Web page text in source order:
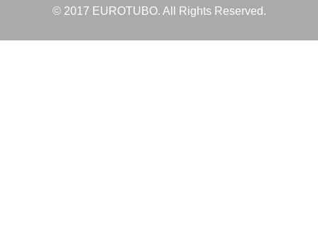
© 2017 EUROTUBO. All Rights Reserved.